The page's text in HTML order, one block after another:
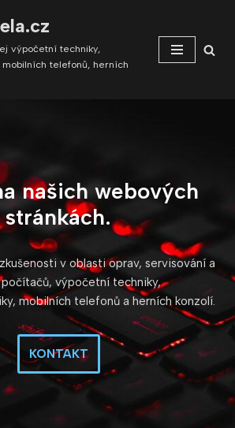
výpočetní techniky,
mobilních telefonů, herních
našich webových
stránkách.
v oblasti oprav, servisování a
výpočetní techniky,
mobilních telefonů a herních konzolí.
KONTAKT